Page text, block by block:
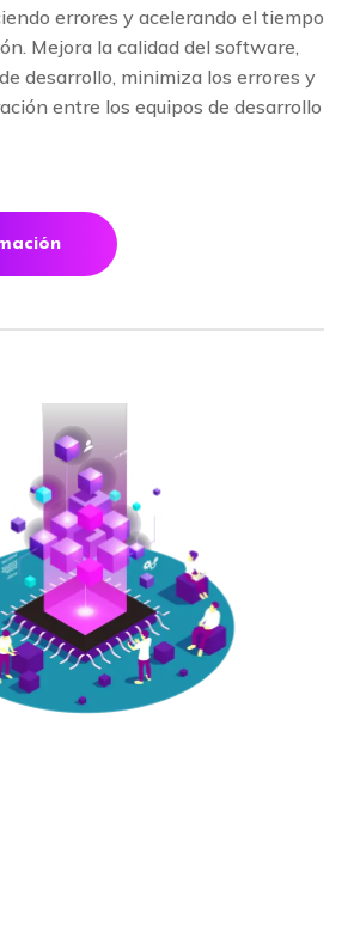
errores y acelerando el tiempo
Mejora la calidad del software,
desarrollo, minimiza los errores y
entre los equipos de desarrollo